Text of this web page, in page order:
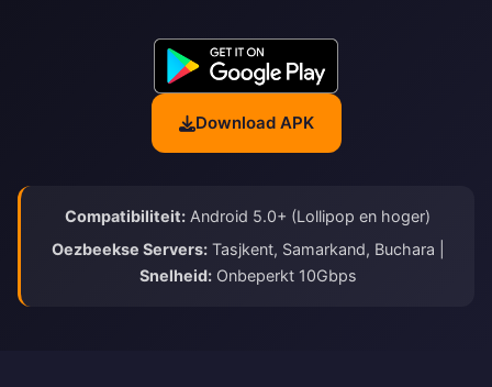
Download APK
Compatibiliteit: Android 5.0+ (Lollipop en hoger)
Oezbeekse Servers:Tasjkent, Samarkand, Buchara |
Snelheid:Onbeperkt 10Gbps